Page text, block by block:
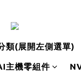
類(展開左側選單)
主機零組件